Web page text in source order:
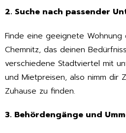
2. Suche nach passender
Finde eine geeignete Wohnung
Chemnitz, das deinen
verschiedene Stadtviertel mit
und Mietpreisen, also nimm dir
Zuhause zu finden.
3. Behördengänge und